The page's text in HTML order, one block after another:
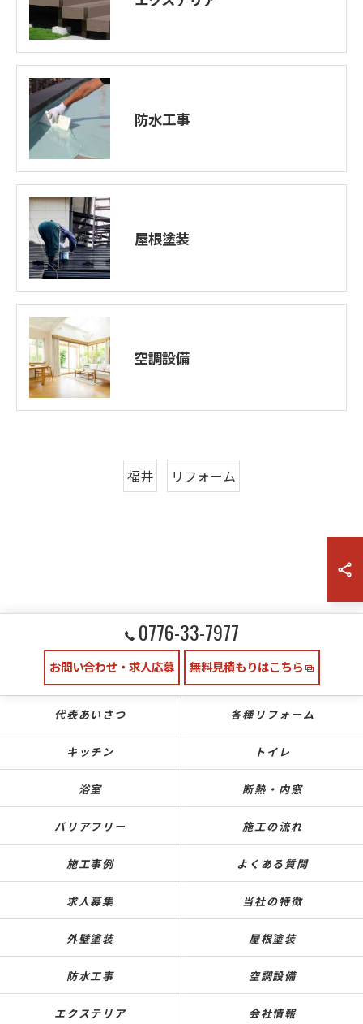
防水工事
屋根塗装
空調設備
福井 リフォーム
0776-33-7977
お問い合わせ・求人応募 無料見積もりはこちら
代表あいさつ 各種リフォーム
キッチン トイレ
浴室 断熱・内窓
バリアフリー 施工の流れ
施工事例 よくある質問
求人募集 当社の特徴
外壁塗装 屋根塗装
防水工事 空調設備
エクステリア 会社情報